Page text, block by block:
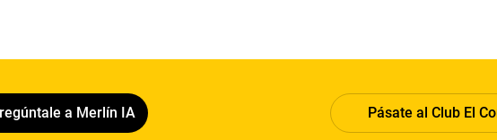
a Merlín IA Pásate al Club El